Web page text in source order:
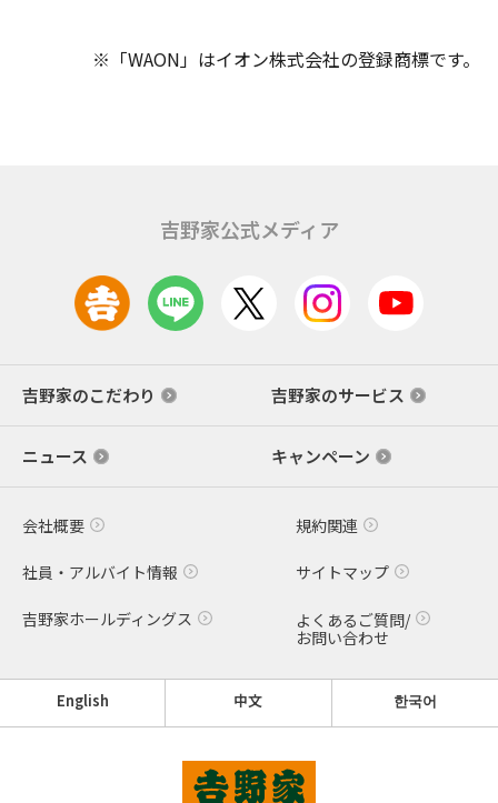
※「WAON」はイオン株式会社の登録商標です。
吉野家公式メディア
吉野家のこだわり 吉野家のサービス
ニュース キャンペーン
会社概要 規約関連
社員・アルバイト情報 サイトマップ
吉野家ホールディングス
よくあるご質問/
お問い合わせ
English 中文 한국어